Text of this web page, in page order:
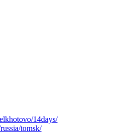
14days/
tomsk/